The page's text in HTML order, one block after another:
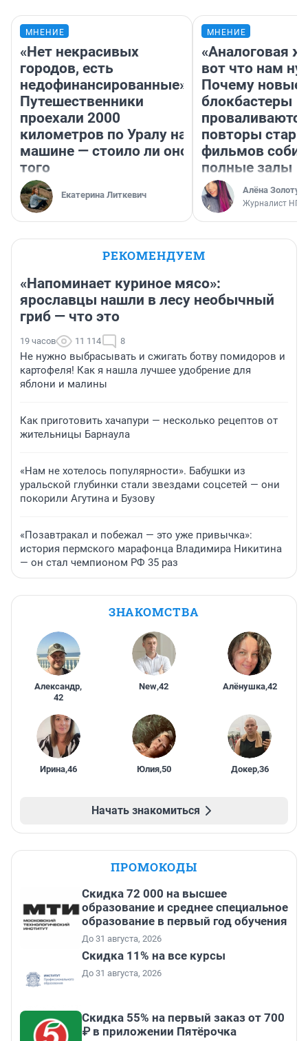
МНЕНИЕ
«Нет некрасивых
городов, есть
недофинансированные».
Путешественники
проехали 2000
километров по Уралу на
машине — стоило ли оно
того
Екатерина Литкевич
МНЕНИЕ
«Аналоговая
вот что нам
Почему новые
блокбастеры
повторы
фильмов
полные залы
Алёна
Журналист НГС
РЕКОМЕНДУЕМ
«Напоминает куриное мясо»:
ярославцы нашли в лесу необычный
гриб — что это
19 часов 11 114 8
Не нужно выбрасывать и сжигать ботву помидоров и
картофеля! Как я нашла лучшее удобрение для
яблони и малины
Как приготовить хачапури — несколько рецептов от
жительницы Барнаула
«Нам не хотелось популярности». Бабушки из
уральской глубинки стали звездами соцсетей — они
покорили Агутина и Бузову
«Позавтракал и побежал — это уже привычка»:
история пермского марафонца Владимира Никитина
— он стал чемпионом РФ 35 раз
ЗНАКОМСТВА
Александр,
42
New,42 Алёнушка,42
Ирина,46 Юлия,50 Докер,36
Начать знакомиться
ПРОМОКОДЫ
Скидка 72 000 на высшее
образование и среднее специальное
образование в первый год обучения
До 31 августа, 2026
Скидка 11% на все курсы
До 31 августа, 2026
Скидка 55% на первый заказ от 700
₽ в приложении Пятёрочка